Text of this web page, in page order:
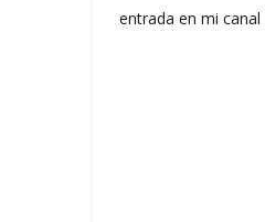
entrada en mi canal